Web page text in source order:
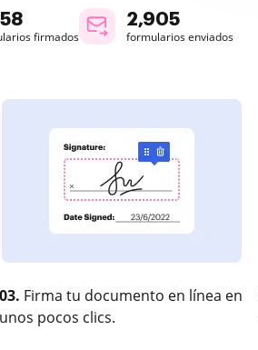
firmados
2,905
formularios enviados
03. Firma tu documento en línea en
unos pocos clics.